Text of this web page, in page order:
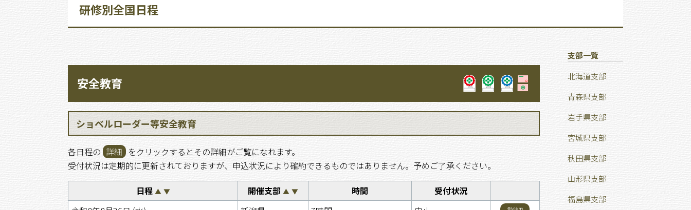
研修別全国日程
安全教育
ショベルローダー等安全教育
各日程の 詳細 をクリックするとその詳細がご覧になれます。
受付状況は定期的に更新されておりますが、申込状況により確約できるものではありません。予めご了承ください。
日程 ▲ ▼ 開催支部 ▲ ▼ 時間
受付状況
支部一覧
北海道支部
青森県支部
岩手県支部
宮城県支部
秋田県支部
山形県支部
福島県支部